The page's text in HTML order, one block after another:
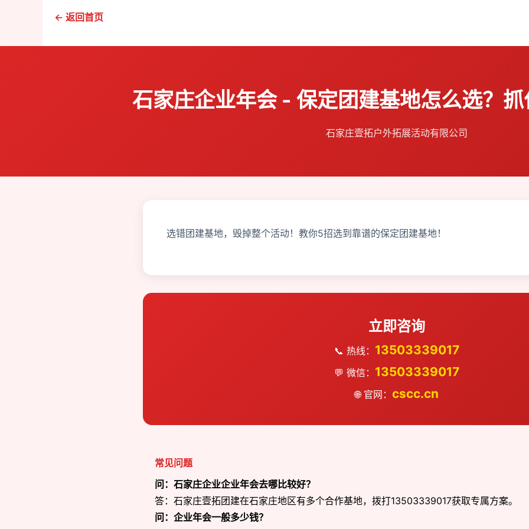
← 返回首页
石家庄企业年会 - 保定团建基地怎么选？
石家庄壹拓户外拓展活动有限公司
选错团建基地，毁掉整个活动！教你5招选到靠谱的保定团建基地！
立即咨询
📞 热线： 13503339017
💬 微信： 13503339017
🌐 官网： cscc.cn
常见问题
问：石家庄企业企业年会去哪比较好？
答：石家庄壹拓团建在石家庄地区有多个合作基地，拨打13503339017获取专属方案。
问：企业年会一般多少钱？